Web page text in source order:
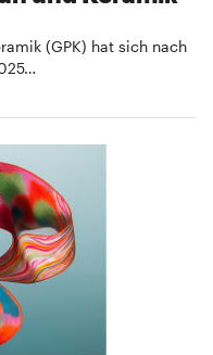
(GPK) hat sich nach